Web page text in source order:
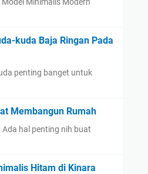
kuda Baja Ringan Pada
penting banget untuk
Membangun Rumah
Ada hal penting nih buat
Hitam di Kinara